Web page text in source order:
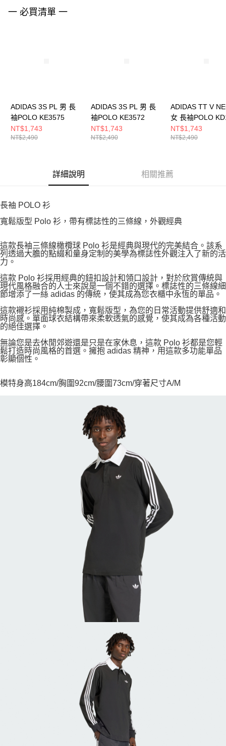
４．使用「AFTEE先享後付」時，將依據個別帳號之用戶狀況，依本公司即
一 必買清單 一
ADIDAS 3S PL 男 長
袖POLO KE3575
NT$1,743
NT$2,490
ADIDAS 3S PL 男 長
袖POLO KE3572
NT$1,743
NT$2,490
ADIDAS TT V
女 長袖POLO
NT$1,743
NT$2,490
詳細說明 相關推薦
長袖 POLO 衫
寬鬆版型 Polo 衫，帶有標誌性的三條線，外觀經典
這款長袖三條線橄欖球 Polo 衫是經典與現代的完美結合。該系
列透過大膽的點綴和量身定制的美學為標誌性外觀注入了新的活
力。
這款 Polo 衫採用經典的鈕扣設計和領口設計，對於欣賞傳統與
現代風格融合的人士來說是一個不錯的選擇。標誌性的三條線細
節增添了一絲 adidas 的傳統，使其成為您衣櫃中永恆的單品。
這款襯衫採用純棉製成，寬鬆版型，為您的日常活動提供舒適和
時尚感。單面球衣結構帶來柔軟透氣的感覺，使其成為各種活動
的絕佳選擇。
無論您是去休閒郊遊還是只是在家休息，這款 Polo 衫都是您輕
鬆打造時尚風格的首選。擁抱 adidas 精神，用這款多功能單品
彰顯個性。
模特身高184cm/胸圍92cm/腰圍73cm/穿著尺寸A/M